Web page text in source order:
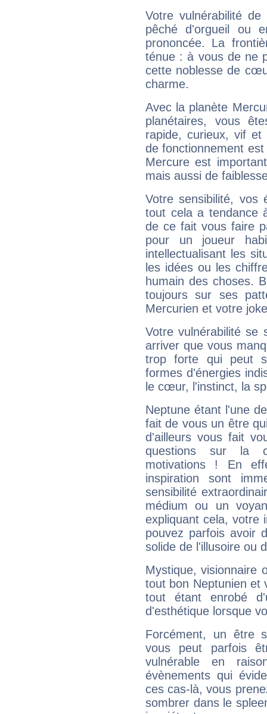
Votre vulnérabilité
pêché d'orgueil ou
prononcée. La
ténue : à vous de ne
cette noblesse de
charme.
Avec la planète
planétaires, vous
rapide, curieux, vif et
de fonctionnement
Mercure est
mais aussi de
Votre sensibilité,
tout cela a tendance
de ce fait vous faire
pour un joueur
intellectualisant les
les idées ou les
humain des choses.
toujours sur ses
Mercurien et votre
Votre vulnérabilité se
arriver que vous
trop forte qui peut
formes d'énergies
le cœur, l'instinct, la
Neptune étant l'une
fait de vous un être
d'ailleurs vous fait
questions sur la
motivations ! En
inspiration sont
sensibilité
médium ou un
expliquant cela, votre
pouvez parfois avoir
solide de l'illusoire ou
Mystique, visionnaire
tout bon Neptunien et
tout étant enrobé
d'esthétique lorsque
Forcément, un être
vous peut parfois
vulnérable en
évènements qui
ces cas-là, vous
sombrer dans le